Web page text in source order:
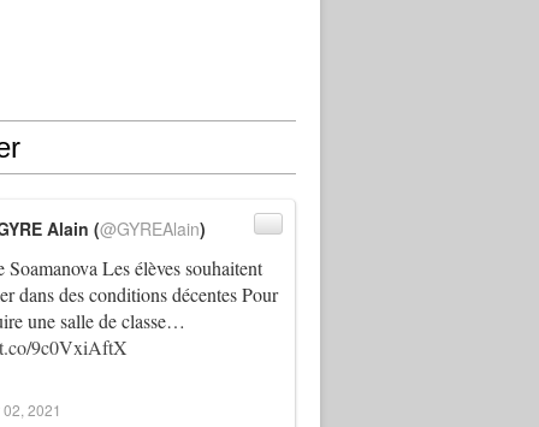
Soamanova Les élèves souhaitent
dans des conditions décentes Pour
une salle de classe…
9c0VxiAftX
Alain (@GYREAlain)
2021